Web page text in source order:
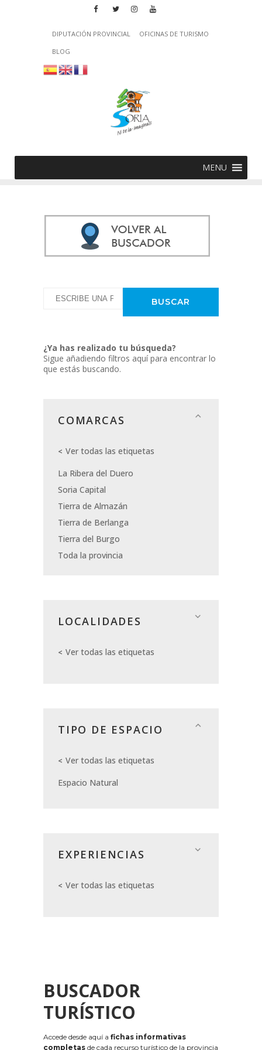
DIPUTACIÓN PROVINCIAL
OFICINAS DE TURISMO
BLOG
MENU
¿Ya has realizado tu búsqueda?
Sigue añadiendo filtros aquí para encontrar lo
que estás buscando.
COMARCAS
Ver todas las etiquetas
La Ribera del Duero
Soria Capital
Tierra de Almazán
Tierra de Berlanga
Tierra del Burgo
Toda la provincia
LOCALIDADES
Ver todas las etiquetas
TIPO DE ESPACIO
Ver todas las etiquetas
Espacio Natural
EXPERIENCIAS
Ver todas las etiquetas
BUSCADOR
TURÍSTICO
Accede desde aquí a fichas informativas
completas de cada recurso turístico de la provincia